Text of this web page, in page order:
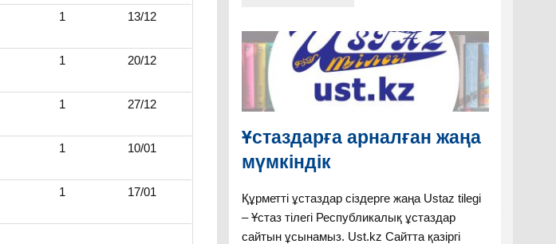
1 13/12
1 20/12
1 27/12
1 10/01
1 17/01
Ұстаздарға арналған жаңа
мүмкіндік
Құрметті ұстаздар сіздерге жаңа Ustaz tilegi
– Ұстаз тілегі Республикалық ұстаздар
сайтын ұсынамыз. Ust.kz Сайтта қазіргі